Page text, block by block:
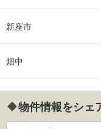
新座市
畑中
物件情報をシェ